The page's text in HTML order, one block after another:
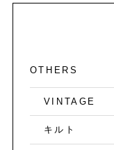
OTHERS
VINTAGE
キルト